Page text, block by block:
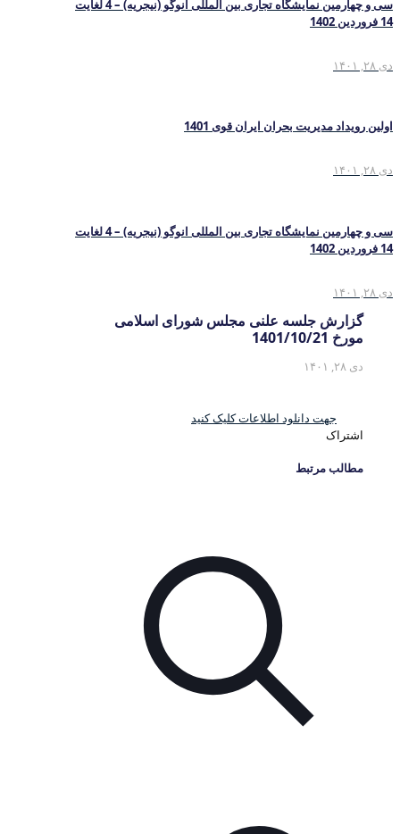
سی و چهارمین نمایشگاه تجاری بین المللی انوگو (نیجریه) – 4 لغایت
14 فروردین 1402
دی ۲۸, ۱۴۰۱
اولین رویداد مدیریت بحران ایران قوی 1401
دی ۲۸, ۱۴۰۱
سی و چهارمین نمایشگاه تجاری بین المللی انوگو (نیجریه) – 4 لغایت
14 فروردین 1402
دی ۲۸, ۱۴۰۱
گزارش جلسه علنی مجلس شورای اسلامی
مورخ 1401/10/21
دی ۲۸, ۱۴۰۱
جهت دانلود اطلاعات کلیک کنید
اشتراک
مطالب مرتبط